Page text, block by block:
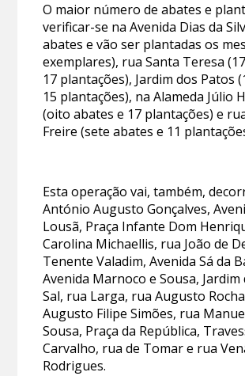
O maior número de abates e
verificar-se na Avenida Dias da
abates e vão ser plantadas os
exemplares), rua Santa Teresa
17 plantações), Jardim dos Patos
15 plantações), na Alameda Júlio
(oito abates e 17 plantações) e
Freire (sete abates e 11
Esta operação vai, também,
António Augusto Gonçalves,
Lousã, Praça Infante Dom
Carolina Michaellis, rua João de
Tenente Valadim, Avenida Sá da
Avenida Marnoco e Sousa, Jardim
Sal, rua Larga, rua Augusto
Augusto Filipe Simões, rua
Sousa, Praça da República,
Carvalho, rua de Tomar e rua
Rodrigues.